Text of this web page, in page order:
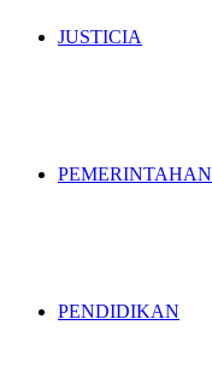
JUSTICIA
PEMERINTAHAN
PENDIDIKAN